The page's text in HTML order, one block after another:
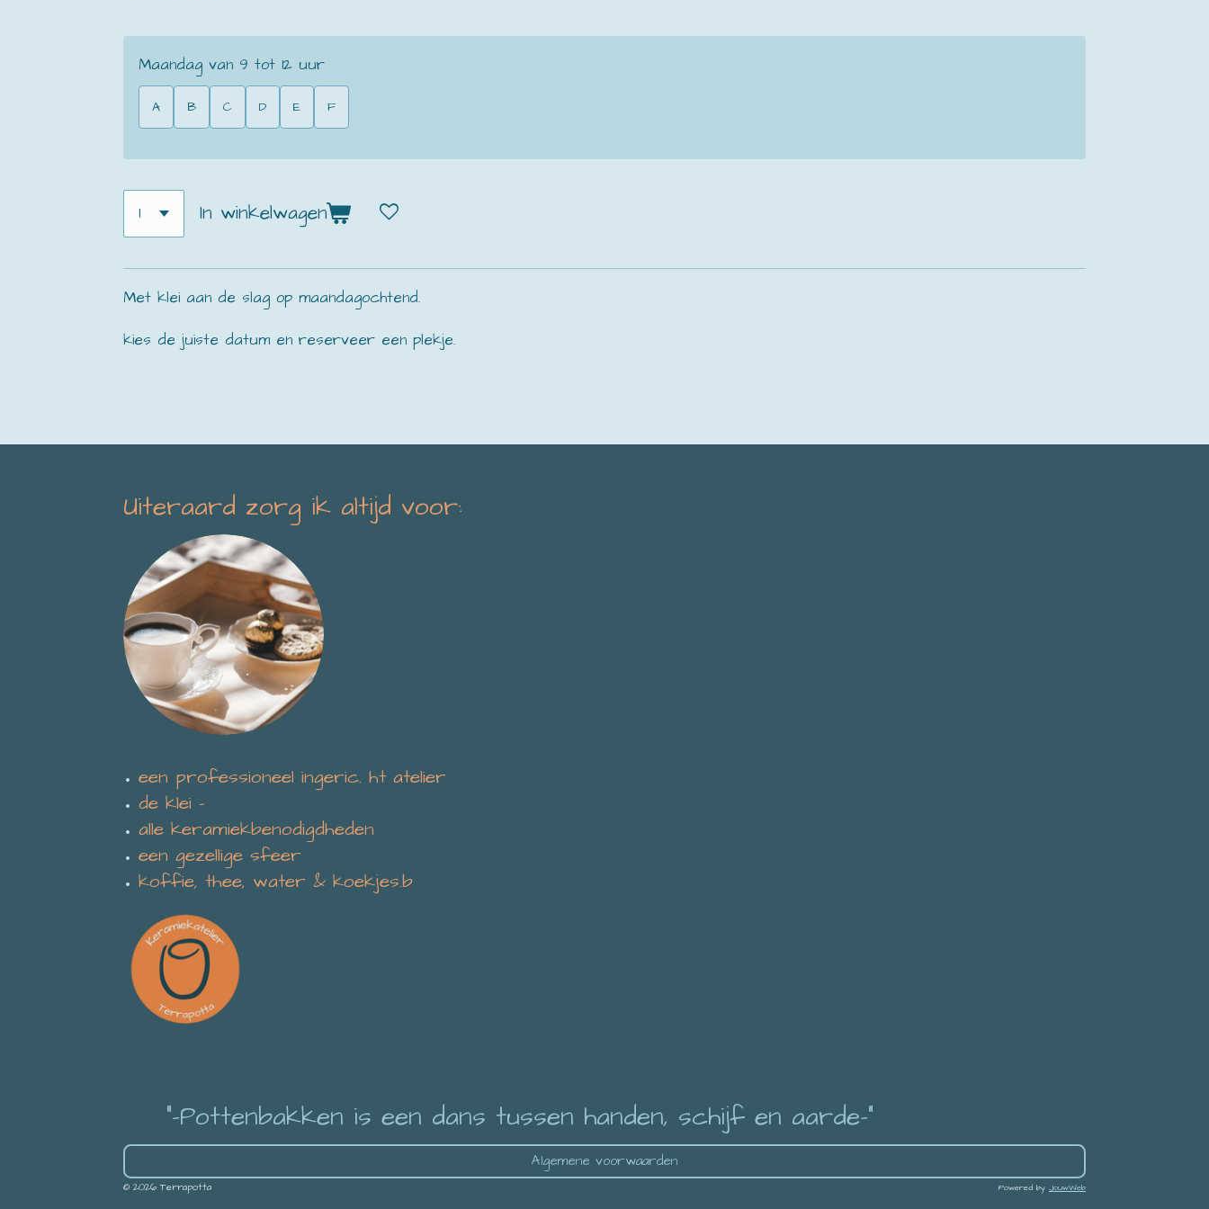
Maandag van 9 tot 12 uur
A B C D E F
In winkelwagen
Met klei aan de slag op maandagochtend.
kies de juiste datum en reserveer een plekje.
Uiteraard zorg ik altijd voor:
een professioneel ingeric. ht atelier
de klei -
alle keramiekbenodigdheden
een gezellige sfeer
koffie, thee, water & koekjes.b
"-Pottenbakken is een dans tussen handen, schijf en aarde-"
Algemene voorwaarden
© 2026 Terrapotta Powered by JouwWeb